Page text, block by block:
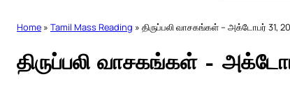
Home » Tamil Mass Reading » திருப்பலி வாசகங்கள் – அக்டோபர் 31,
திருப்பலி வாசகங்கள் –